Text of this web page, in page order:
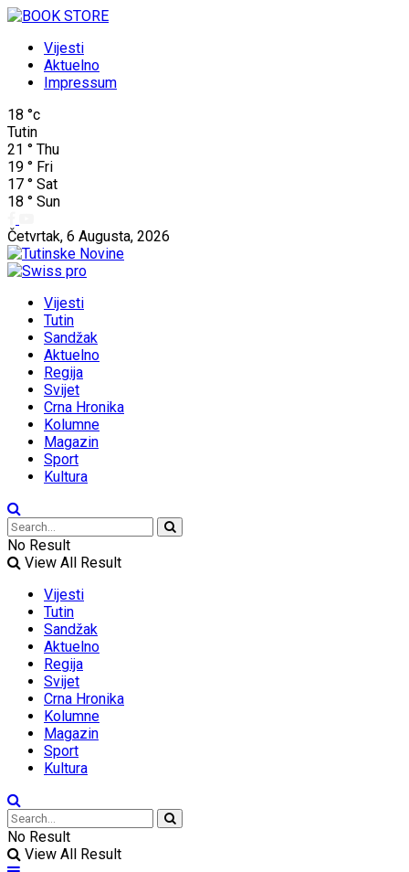
Vijesti
Aktuelno
Impressum
18 °c
Tutin
21 ° Thu
19 ° Fri
17 ° Sat
18 ° Sun
Četvrtak, 6 Augusta, 2026
Vijesti
Tutin
Sandžak
Aktuelno
Regija
Svijet
Crna Hronika
Kolumne
Magazin
Sport
Kultura
No Result
View All Result
Vijesti
Tutin
Sandžak
Aktuelno
Regija
Svijet
Crna Hronika
Kolumne
Magazin
Sport
Kultura
No Result
View All Result